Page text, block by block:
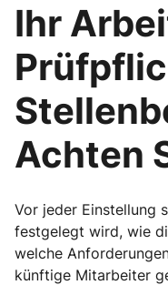
Ihr
Achten
Vor jeder Einstellung
festgelegt wird, wie
welche
künftige Mitarbeiter